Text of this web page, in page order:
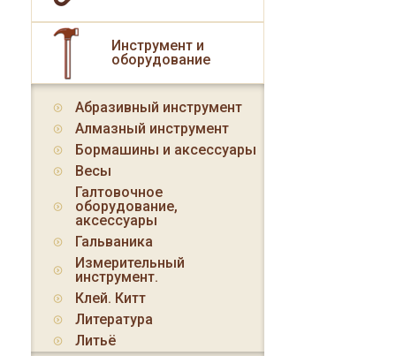
Инструмент и
оборудование
Абразивный инструмент
Алмазный инструмент
Бормашины и аксессуары
Весы
Галтовочное
оборудование,
аксессуары
Гальваника
Измерительный
инструмент.
Клей. Китт
Литература
Литьё